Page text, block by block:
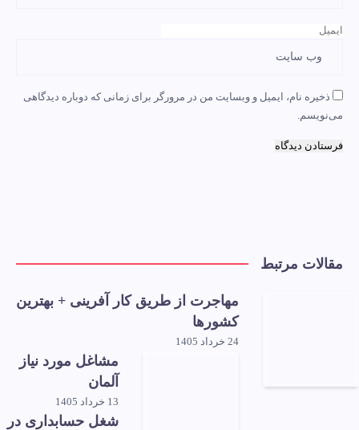
ذخیره نام، ایمیل و وبسایت من در مرورگر برای زمانی که دوباره دیدگاهی
می‌نویسم.
مقالات مرتبط
مهاجرت از طریق کار آفرینی + بهترین
کشورها
24 خرداد 1405
مشاغل مورد نیاز
آلمان
13 خرداد 1405
شغل حسابداری در